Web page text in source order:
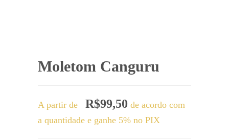
Moletom Canguru
A partir de R$99,50 de acordo com
a quantidade e ganhe 5% no PIX